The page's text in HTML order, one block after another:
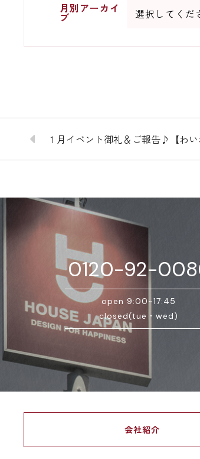
月別アーカイ
ブ
１月イベント御礼＆ご報告♪【わい
0120-92-
open 9:00~17:45
closed(tue・wed)
会社紹介